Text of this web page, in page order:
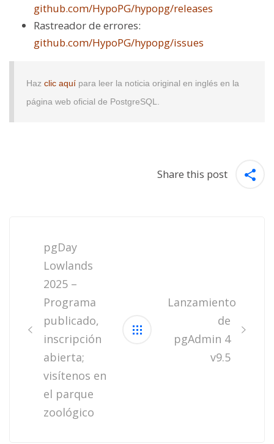
github.com/HypoPG/hypopg/releases
Rastreador de errores:
github.com/HypoPG/hypopg/issues
Haz clic aquí para leer la noticia original en inglés en la
página web oficial de PostgreSQL.
Share this post
navigation
pgDay
Lowlands
2025 –
Programa
publicado,
inscripción
abierta;
visítenos en
el parque
zoológico
Lanzamiento
de
pgAdmin 4
v9.5